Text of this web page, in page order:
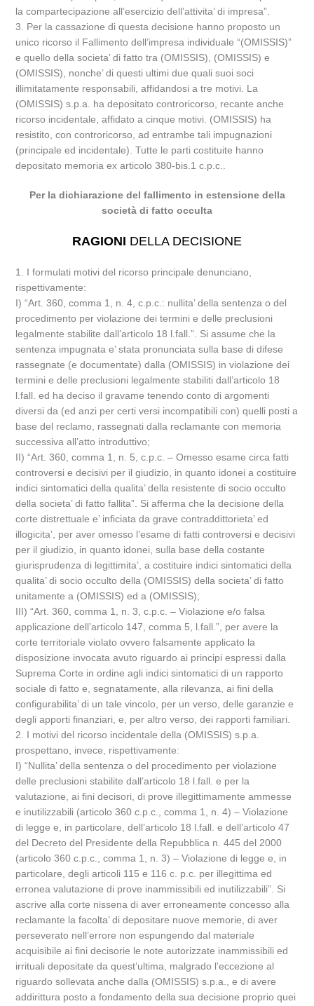
la compartecipazione all’esercizio dell’attivita’ di impresa”.
3. Per la cassazione di questa decisione hanno proposto un
unico ricorso il Fallimento dell’impresa individuale “(OMISSIS)”
e quello della societa’ di fatto tra (OMISSIS), (OMISSIS) e
(OMISSIS), nonche’ di questi ultimi due quali suoi soci
illimitatamente responsabili, affidandosi a tre motivi. La
(OMISSIS) s.p.a. ha depositato controricorso, recante anche
ricorso incidentale, affidato a cinque motivi. (OMISSIS) ha
resistito, con controricorso, ad entrambe tali impugnazioni
(principale ed incidentale). Tutte le parti costituite hanno
depositato memoria ex articolo 380-bis.1 c.p.c..
Per la dichiarazione del fallimento in estensione della
società di fatto occulta
RAGIONI DELLA DECISIONE
1. I formulati motivi del ricorso principale denunciano,
rispettivamente:
I) “Art. 360, comma 1, n. 4, c.p.c.: nullita’ della sentenza o del
procedimento per violazione dei termini e delle preclusioni
legalmente stabilite dall’articolo 18 l.fall.”. Si assume che la
sentenza impugnata e’ stata pronunciata sulla base di difese
rassegnate (e documentate) dalla (OMISSIS) in violazione dei
termini e delle preclusioni legalmente stabiliti dall’articolo 18
l.fall. ed ha deciso il gravame tenendo conto di argomenti
diversi da (ed anzi per certi versi incompatibili con) quelli posti a
base del reclamo, rassegnati dalla reclamante con memoria
successiva all’atto introduttivo;
II) “Art. 360, comma 1, n. 5, c.p.c. – Omesso esame circa fatti
controversi e decisivi per il giudizio, in quanto idonei a costituire
indici sintomatici della qualita’ della resistente di socio occulto
della societa’ di fatto fallita”. Si afferma che la decisione della
corte distrettuale e’ inficiata da grave contraddittorieta’ ed
illogicita’, per aver omesso l’esame di fatti controversi e decisivi
per il giudizio, in quanto idonei, sulla base della costante
giurisprudenza di legittimita’, a costituire indici sintomatici della
qualita’ di socio occulto della (OMISSIS) della societa’ di fatto
unitamente a (OMISSIS) ed a (OMISSIS);
III) “Art. 360, comma 1, n. 3, c.p.c. – Violazione e/o falsa
applicazione dell’articolo 147, comma 5, l.fall.”, per avere la
corte territoriale violato ovvero falsamente applicato la
disposizione invocata avuto riguardo ai principi espressi dalla
Suprema Corte in ordine agli indici sintomatici di un rapporto
sociale di fatto e, segnatamente, alla rilevanza, ai fini della
configurabilita’ di un tale vincolo, per un verso, delle garanzie e
degli apporti finanziari, e, per altro verso, dei rapporti familiari.
2. I motivi del ricorso incidentale della (OMISSIS) s.p.a.
prospettano, invece, rispettivamente:
I) “Nullita’ della sentenza o del procedimento per violazione
delle preclusioni stabilite dall’articolo 18 l.fall. e per la
valutazione, ai fini decisori, di prove illegittimamente ammesse
e inutilizzabili (articolo 360 c.p.c., comma 1, n. 4) – Violazione
di legge e, in particolare, dell’articolo 18 l.fall. e dell’articolo 47
del Decreto del Presidente della Repubblica n. 445 del 2000
(articolo 360 c.p.c., comma 1, n. 3) – Violazione di legge e, in
particolare, degli articoli 115 e 116 c. p.c. per illegittima ed
erronea valutazione di prove inammissibili ed inutilizzabili”. Si
ascrive alla corte nissena di aver erroneamente concesso alla
reclamante la facolta’ di depositare nuove memorie, di aver
perseverato nell’errore non espungendo dal materiale
acquisibile ai fini decisorie le note autorizzate inammissibili ed
irrituali depositate da quest’ultima, malgrado l’eccezione al
riguardo sollevata anche dalla (OMISSIS) s.p.a., e di avere
addirittura posto a fondamento della sua decisione proprio quei